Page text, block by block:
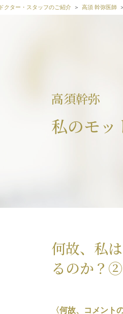
ドクター・スタッフのご紹介 高須 幹弥医師
高須幹弥
私のモッ
何故、私
るのか？②
〈何故、コメント